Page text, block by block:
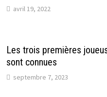
avril 19, 2022
Les trois premières
sont connues
septembre 7, 2023